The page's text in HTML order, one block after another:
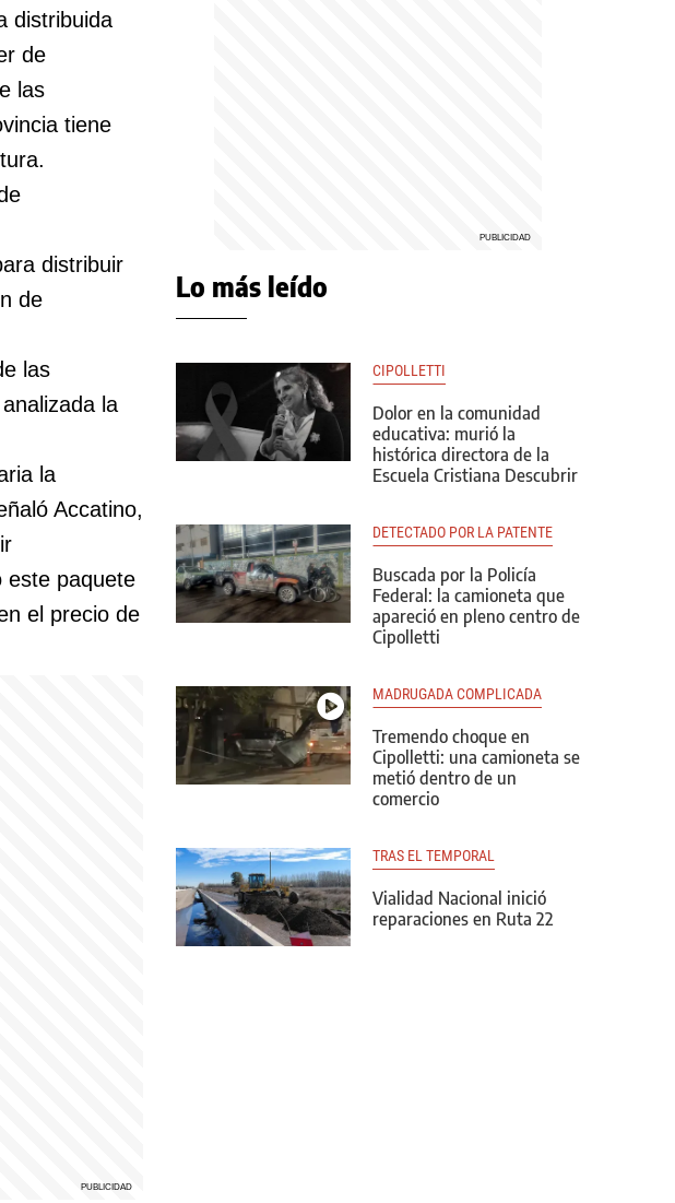
distribuida
de
las
tiene
distribuir
de
las
la
la
Accatino,
este paquete
el precio de
Lo más leído
CIPOLLETTI
Dolor en la comunidad
educativa: murió la
histórica directora de la
Escuela Cristiana Descubrir
DETECTADO POR LA PATENTE
Buscada por la Policía
Federal: la camioneta que
apareció en pleno centro de
Cipolletti
MADRUGADA COMPLICADA
Tremendo choque en
Cipolletti: una camioneta se
metió dentro de un
comercio
TRAS EL TEMPORAL
Vialidad Nacional inició
reparaciones en Ruta 22